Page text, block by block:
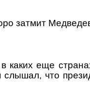
затмит
каких еще
что